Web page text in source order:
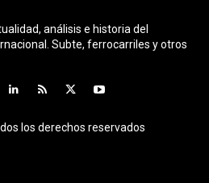
análisis e historia del
Subte, ferrocarriles y otros
los derechos reservados